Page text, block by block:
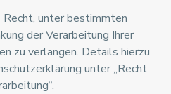
Recht, unter bestimmten
der Verarbeitung Ihrer
zu verlangen. Details hierzu
unter „Recht